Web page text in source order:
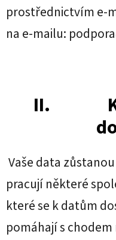
prostřednictvím e-
na e-mailu:
II. Kdo
Vaše data
pracují některé
které se k datům
pomáhají s